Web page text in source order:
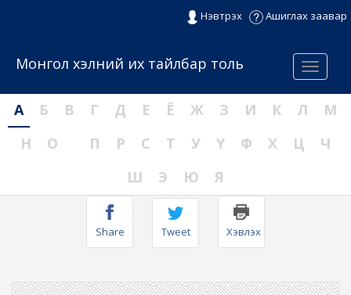
Нэвтрэх Ашиглах заавар
Menu
Монгол хэлний их тайлбар толь
А Б В Г Д Е Ё Ж З И К Л
М
Н
О П Р С Т У Ү Ф Х Ц
Ч
Ш
Э Ю Я
Share Tweet Хэвлэх